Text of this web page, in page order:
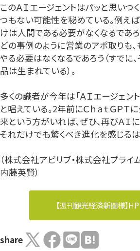
このＡＩエージェントはパッと思いつ
つもない可能性を秘めている。例え
けは人間である必要がなくなるであ
どの事例のように営業のアポ取りも
やる必要はなくなるであろう（すでに
品は生まれている）。
多くの識者が今年は「ＡＩエージェン
と唱えている。2年前にＣｈａｔＧＰＴ
来という方がいれば、ぜひ、再びＡＩ
それだけでも驚くべき進化を感じるは
（株式会社アビリブ・株式会社プライ
内藤英賢）
【週刊観光経済新聞様】HP
share